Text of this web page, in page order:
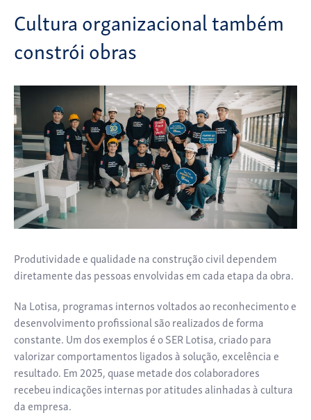
Cultura organizacional também
constrói obras
Produtividade e qualidade na construção civil dependem
diretamente das pessoas envolvidas em cada etapa da obra.
Na Lotisa, programas internos voltados ao reconhecimento e
desenvolvimento profissional são realizados de forma
constante. Um dos exemplos é o SER Lotisa, criado para
valorizar comportamentos ligados à solução, excelência e
resultado. Em 2025, quase metade dos colaboradores
recebeu indicações internas por atitudes alinhadas à cultura
da empresa.